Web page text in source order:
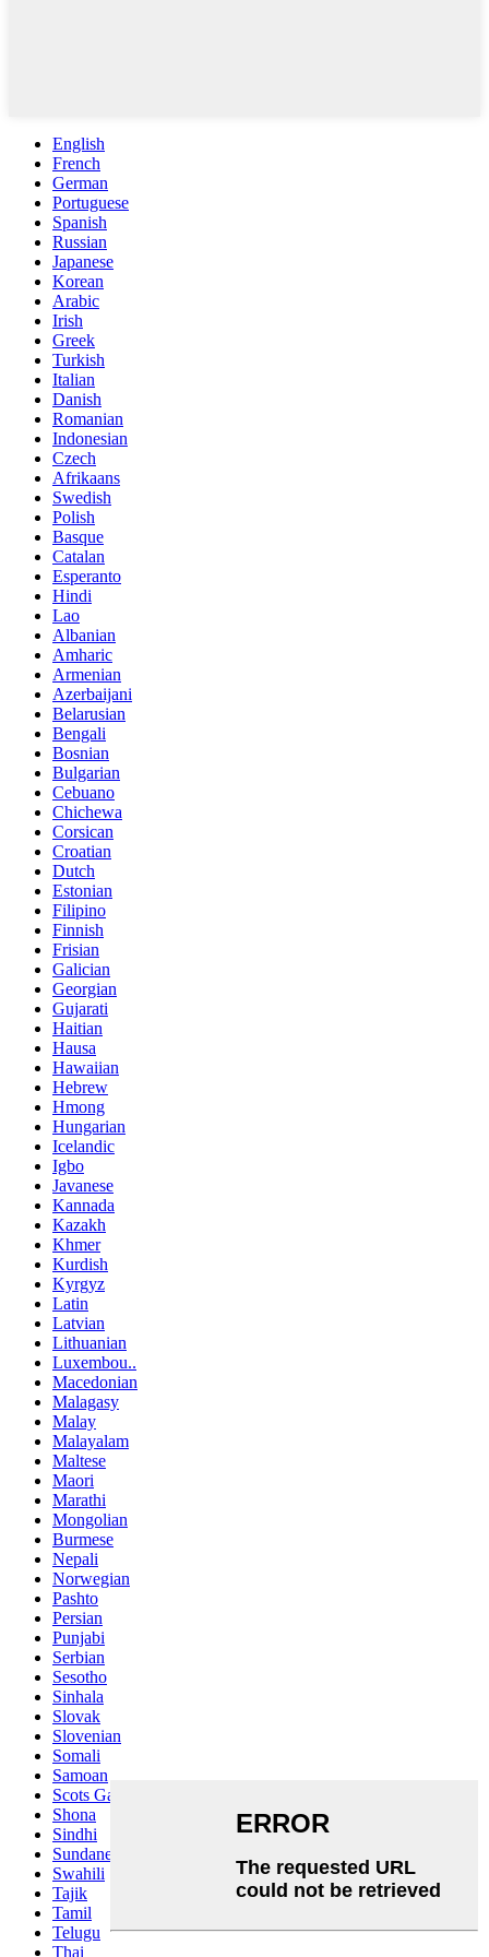
English
French
German
Portuguese
Spanish
Russian
Japanese
Korean
Arabic
Irish
Greek
Turkish
Italian
Danish
Romanian
Indonesian
Czech
Afrikaans
Swedish
Polish
Basque
Catalan
Esperanto
Hindi
Lao
Albanian
Amharic
Armenian
Azerbaijani
Belarusian
Bengali
Bosnian
Bulgarian
Cebuano
Chichewa
Corsican
Croatian
Dutch
Estonian
Filipino
Finnish
Frisian
Galician
Georgian
Gujarati
Haitian
Hausa
Hawaiian
Hebrew
Hmong
Hungarian
Icelandic
Igbo
Javanese
Kannada
Kazakh
Khmer
Kurdish
Kyrgyz
Latin
Latvian
Lithuanian
Luxembou..
Macedonian
Malagasy
Malay
Malayalam
Maltese
Maori
Marathi
Mongolian
Burmese
Nepali
Norwegian
Pashto
Persian
Punjabi
Serbian
Sesotho
Sinhala
Slovak
Slovenian
Somali
Samoan
Scots Gaelic
Shona
Sindhi
Sundanese
Swahili
Tajik
Tamil
Telugu
Thai